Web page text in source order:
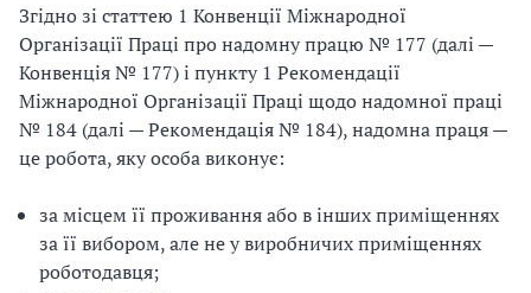
Згідно зі статтею 1 Конвенції Міжнародної
Організації Праці про надомну працю № 177 (далі —
Конвенція № 177) і пункту 1 Рекомендації
Міжнародної Організації Праці щодо надомної праці
№ 184 (далі — Рекомендація № 184), надомна праця —
це робота, яку особа виконує:
за місцем її проживання або в інших приміщеннях
за її вибором, але не у виробничих приміщеннях
роботодавця;